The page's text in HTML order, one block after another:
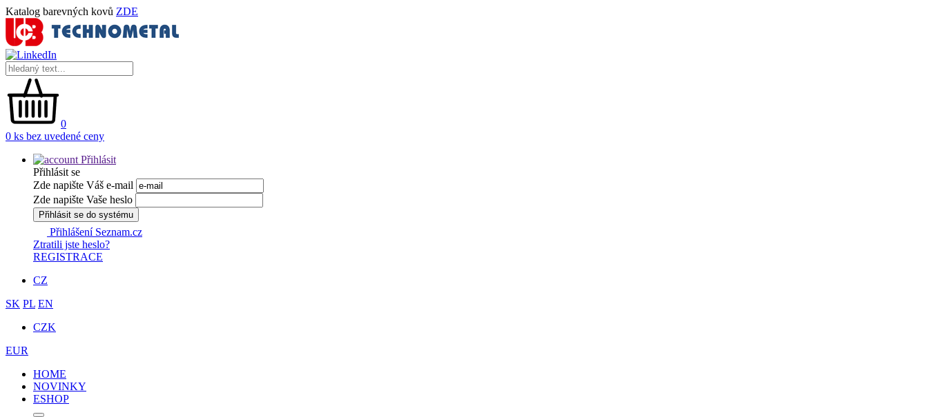
Katalog barevných kovů ZDE
0
0 ks bez uvedené ceny
Přihlásit
Přihlásit se
Zde napište Váš e-mail
Zde napište Vaše heslo
Přihlásit se do systému
Přihlášení Seznam.cz
Ztratili jste heslo?
REGISTRACE
CZ
SK PL EN
CZK
EUR
HOME
NOVINKY
ESHOP